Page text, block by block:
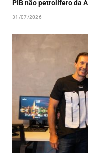
PIB não petrolífero da
31/07/2026